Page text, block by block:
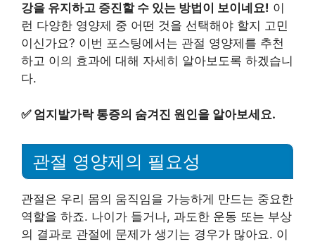
강을 유지하고 증진할 수 있는 방법이 보이네요! 이
런 다양한 영양제 중 어떤 것을 선택해야 할지 고민
이신가요? 이번 포스팅에서는 관절 영양제를 추천
하고 이의 효과에 대해 자세히 알아보도록 하겠습니
다.
✅ 엄지발가락 통증의 숨겨진 원인을 알아보세요.
관절 영양제의 필요성
관절은 우리 몸의 움직임을 가능하게 만드는 중요한
역할을 하죠. 나이가 들거나, 과도한 운동 또는 부상
의 결과로 관절에 문제가 생기는 경우가 많아요. 이